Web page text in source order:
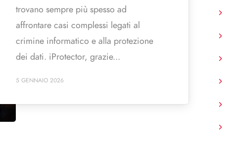
trovano sempre più spesso ad
affrontare casi complessi legati al
crimine informatico e alla protezione
dei dati. iProtector, grazie...
5 GENNAIO 2026